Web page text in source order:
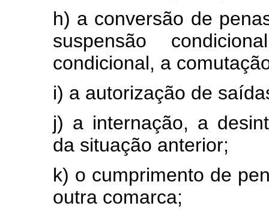
h) a conversão de
suspensão
condicional, a
i) a autorização de
j) a internação, a
da situação anterior;
k) o cumprimento de
outra comarca;